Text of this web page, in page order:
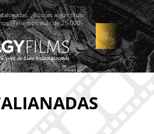
¿Buscas algún título
-Tenemos más de 25.000